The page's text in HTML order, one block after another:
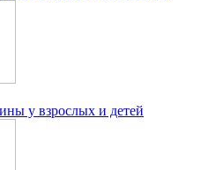
у взрослых и детей